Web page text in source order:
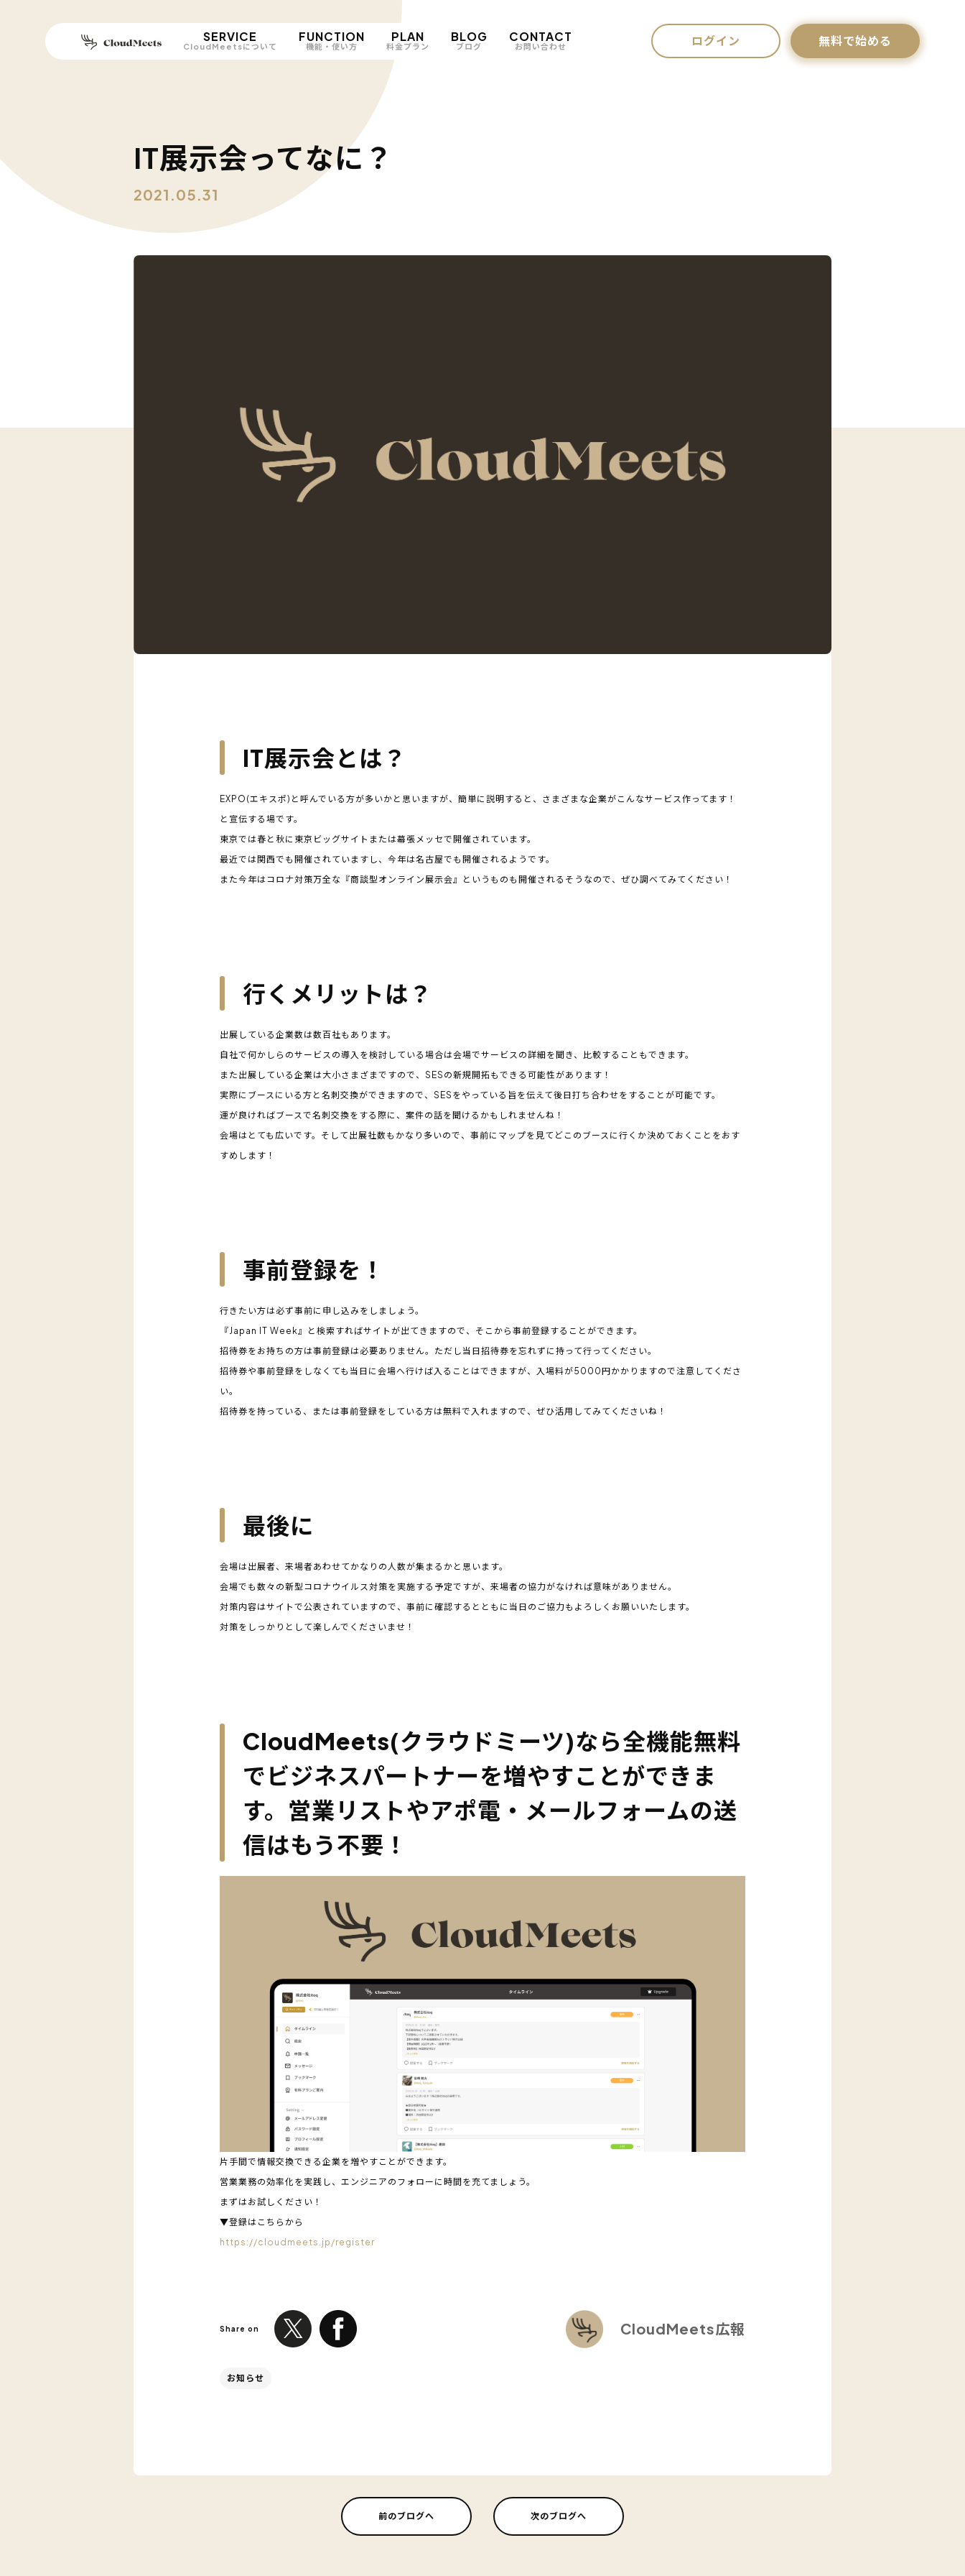
SERVICE
CloudMeetsについて
FUNCTION
機能・使い方
PLAN
料金プラン
BLOG
ブログ
CONTACT
お問い合わせ ログイン 無料で始める
IT展示会ってなに？
2021.05.31
IT展示会とは？
EXPO(エキスポ)と呼んでいる方が多いかと思いますが、簡単に説明すると、さまざまな企業がこんなサービス作ってます！
と宣伝する場です。
東京では春と秋に東京ビッグサイトまたは幕張メッセで開催されています。
最近では関西でも開催されていますし、今年は名古屋でも開催されるようです。
また今年はコロナ対策万全な『商談型オンライン展示会』というものも開催されるそうなので、ぜひ調べてみてください！
行くメリットは？
出展している企業数は数百社もあります。
自社で何かしらのサービスの導入を検討している場合は会場でサービスの詳細を聞き、比較することもできます。
また出展している企業は大小さまざまですので、SESの新規開拓もできる可能性があります！
実際にブースにいる方と名刺交換ができますので、SESをやっている旨を伝えて後日打ち合わせをすることが可能です。
運が良ければブースで名刺交換をする際に、案件の話を聞けるかもしれませんね！
会場はとても広いです。そして出展社数もかなり多いので、事前にマップを見てどこのブースに行くか決めておくことをおす
すめします！
事前登録を！
行きたい方は必ず事前に申し込みをしましょう。
『Japan IT Week』と検索すればサイトが出てきますので、そこから事前登録することができます。
招待券をお持ちの方は事前登録は必要ありません。ただし当日招待券を忘れずに持って行ってください。
招待券や事前登録をしなくても当日に会場へ行けば入ることはできますが、入場料が5000円かかりますので注意してくださ
い。
招待券を持っている、または事前登録をしている方は無料で入れますので、ぜひ活用してみてくださいね！
最後に
会場は出展者、来場者あわせてかなりの人数が集まるかと思います。
会場でも数々の新型コロナウイルス対策を実施する予定ですが、来場者の協力がなければ意味がありません。
対策内容はサイトで公表されていますので、事前に確認するとともに当日のご協力もよろしくお願いいたします。
対策をしっかりとして楽しんでくださいませ！
CloudMeets(クラウドミーツ)なら全機能無料
でビジネスパートナーを増やすことができま
す。営業リストやアポ電・メールフォームの送
信はもう不要！
片手間で情報交換できる企業を増やすことができます。
営業業務の効率化を実践し、エンジニアのフォローに時間を充てましょう。
まずはお試しください！
▼登録はこちらから
https://cloudmeets.jp/register
Share on CloudMeets広報
お知らせ
前のブログへ 次のブログへ